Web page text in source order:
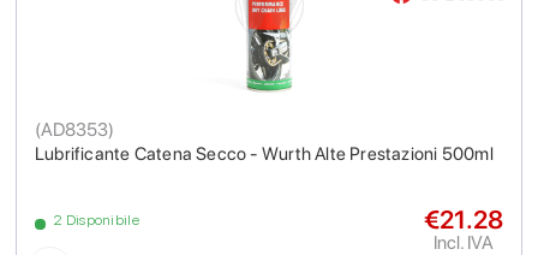
Lubrificante Catena Secco - Wurth Alte Prestazioni 500ml
(AD8353)
2 Disponibile €21.28
Incl. IVA